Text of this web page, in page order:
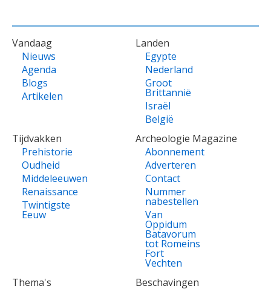
VOET
Vandaag
Nieuws
Agenda
Blogs
Artikelen
Landen
Egypte
Nederland
Groot
Brittannië
Israël
België
Tijdvakken
Prehistorie
Oudheid
Middeleeuwen
Renaissance
Twintigste
Eeuw
Archeologie Magazine
Abonnement
Adverteren
Contact
Nummer
nabestellen
Van
Oppidum
Batavorum
tot Romeins
Fort
Vechten
Thema's
Beschavingen